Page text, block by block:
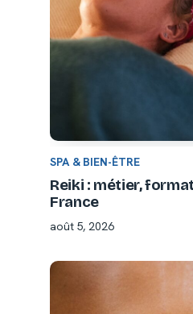
SPA & BIEN-ÊTRE
Reiki : métier,
France
août 5, 2026